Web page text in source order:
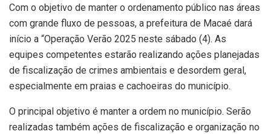
Com o objetivo de manter o ordenamento público nas áreas
com grande fluxo de pessoas, a prefeitura de Macaé dará
início a “Operação Verão 2025 neste sábado (4). As
equipes competentes estarão realizando ações planejadas
de fiscalização de crimes ambientais e desordem geral,
especialmente em praias e cachoeiras do município.
O principal objetivo é manter a ordem no município. Serão
realizadas também ações de fiscalização e organização no